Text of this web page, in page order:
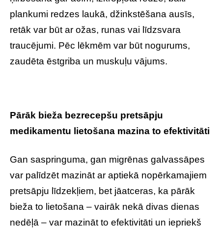
plankumi redzes laukā, džinkstēšana ausīs,
retāk var būt ar ožas, runas vai līdzsvara
traucējumi. Pēc lēkmēm var būt nogurums,
zaudēta ēstgriba un muskuļu vājums.
Pārāk bieža bezrecepšu pretsāpju
medikamentu lietošana mazina to efektivitāti
Gan saspringuma, gan migrēnas galvassāpes
var palīdzēt mazināt ar aptiekā nopērkamajiem
pretsāpju līdzekļiem, bet jāatceras, ka pārāk
bieža to lietošana – vairāk nekā divas dienas
nedēļā – var mazināt to efektivitāti un iepriekš